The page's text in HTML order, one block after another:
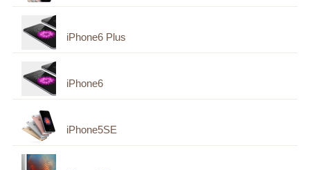
iPhone6 Plus
iPhone6
iPhone5SE